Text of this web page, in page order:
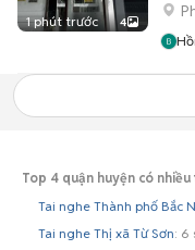
1 phút trước 4
Top 4 quận huyện có
Tai nghe Thành phố Bắc
Tai nghe Thị xã Từ Sơn: 6